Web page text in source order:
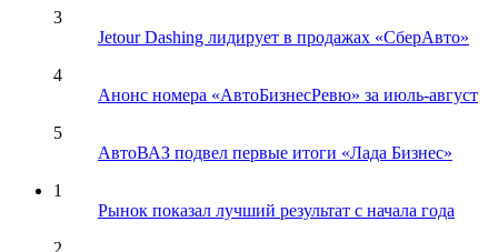
3
Jetour Dashing лидирует в продажах «СберАвто»
4
Анонс номера «АвтоБизнесРевю» за июль-август
5
АвтоВАЗ подвел первые итоги «Лада Бизнес»
1
Рынок показал лучший результат с начала года